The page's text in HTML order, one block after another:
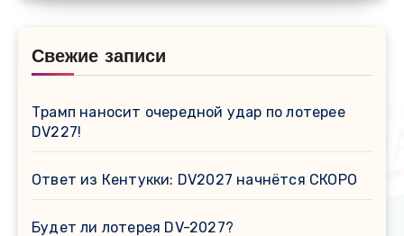
Свежие записи
Трамп наносит очередной удар по лотерее
DV227!
Ответ из Кентукки: DV2027 начнётся СКОРО
Будет ли лотерея DV-2027?